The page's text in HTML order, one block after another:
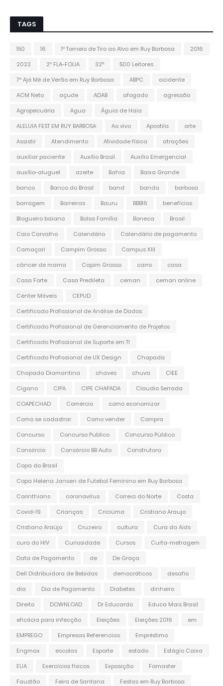
TAGS
150 16 1º Torneio de Tiro ao Alvo em Ruy Barbosa
2016
2022
2º FLA-FOLIA 32ª
500 Leitores
7º Ajá Mé de Verão em Ruy Barbosa
ABPC
acidente
ACM Neto
açude ADAB afogado
agressão
Agropecuária
Agua
Águia de Haia
ALELUIA FEST EM RUY BARBOSA
Ao vivo Apostila
arte
Assistir
Atendimento Atividade física
atrações
auxiliar paciente
Auxílio Brasil
Auxílio Emergencial
auxílio-aluguel
azeite Bahia
Baixa Grande
banco
Banco do Brasil band banda
barbosa
barragem
Barreiras Bauru BBB16
benefícios
Blogueiro baiano
Bolsa Família Boneca
Brasil
Caio Carvalho
Calendário
Calendário de pagamento
Camaçari
Campim Grosso
Campus XIII
câncer de mama
Capim Grosso carro
casa
Casa Forte
Casa Predileta ceman
ceman online
Center Móveis
CEPUD
Certificado Profissional de Análise de Dados
Certificado Profissional de Gerenciamento de Projetos
Certificado Profissional de Suporte em TI
Certificado Profissional de UX Design
Chapada
Chapada Diamantina
chaves chuva
CIEE
Cigano
CIPA CIPE CHAPADA
Claudio Serrada
COAPECHAD
Comércio
como economizar
Como se cadastrar
Como vender
Compra
Concurso
Concurso Publico
Concurso Público
Consórcio
Consórcio BB Auto
Construtora
Copa do Brasil
Copa Helena Jansen de Futebol Feminino em Ruy Barbosa
Corinthians
coronavírus Correia do Norte
Costa
Covid-19
Crianças Criciúma
Cristiano Araujo
Cristiano Araújo
Cruzeiro cultura
Cura da Aids
cura do HIV
Curiosidade Cursos
Curta-metragem
Data de Pagamento
de
De Graça
Dell Distribuidora de Bebidas
democráticos
desafio
dia
Dia de Pagamento Diabetes
dinheiro
Direito
DOWNLOAD Dr Educardo
Educa Mais Brasil
eficácia para infecção
Eleições Eleições 2016
em
EMPREGO
Empresas Referencias
Empréstimo
Engmax
escolas Esporte estado
Estágio Caixa
EUA
Exercícios físicos Exposição
Famaster
Faustão
Feira de Santana
Festas em Ruy Barbosa